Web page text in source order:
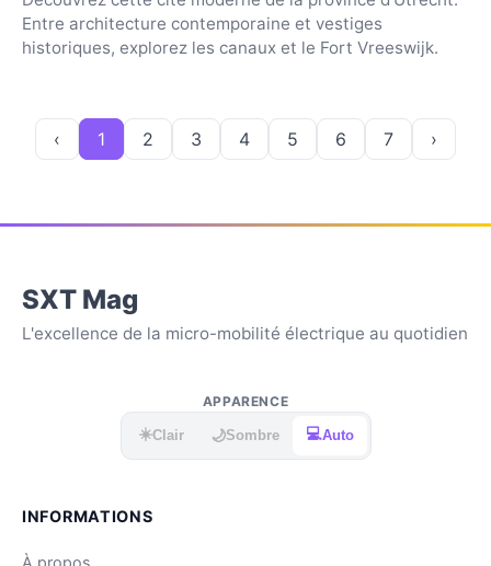
Entre architecture contemporaine et vestiges
historiques, explorez les canaux et le Fort Vreeswijk.
‹ 1 2 3 4 5 6 7 ›
SXT Mag
L'excellence de la micro-mobilité électrique au quotidien
APPARENCE
☀️Clair 🌙Sombre 💻Auto
INFORMATIONS
À propos